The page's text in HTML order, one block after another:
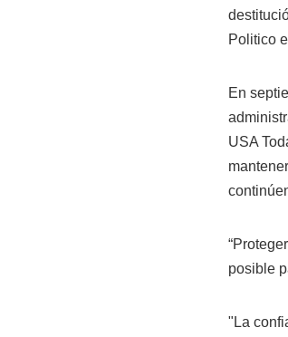
Politico
En
USA
posible
"La